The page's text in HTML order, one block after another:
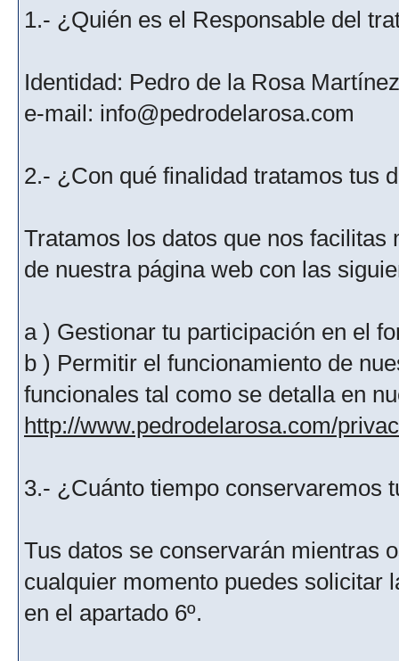
1.- ¿Quién es el Responsable del
Identidad: Pedro de la Rosa Martínez
e-mail: info@pedrodelarosa.com
2.- ¿Con qué finalidad tratamos tus
Tratamos los datos que nos
de nuestra página web con las
a ) Gestionar tu participación en el
b ) Permitir el funcionamiento de
funcionales tal como se detalla en
http://www.pedrodelarosa.com/
3.- ¿Cuánto tiempo conservaremos
Tus datos se conservarán mientras
cualquier momento puedes solicitar
en el apartado 6º.